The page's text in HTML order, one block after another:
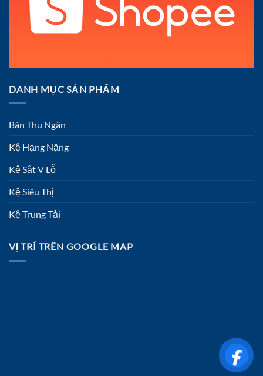
DANH MỤC SẢN PHẨM
Bàn Thu Ngân
Kệ Hạng Nặng
Kệ Sắt V Lỗ
Kệ Siêu Thị
Kệ Trung Tải
VỊ TRÍ TRÊN GOOGLE MAP